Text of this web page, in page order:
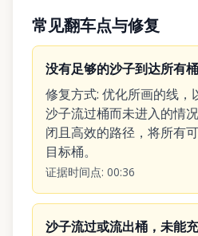
常见翻车点与修复
没有足够的沙子到达所有
修复方式: 优化所画的线，
沙子流过桶而未进入的情
闭且高效的路径，将所有
目标桶。
证据时间点: 00:36
沙子流过或流出桶，未能充